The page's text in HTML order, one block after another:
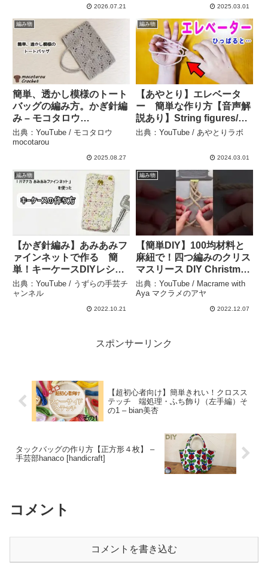
2026.07.21 2025.03.01
編み物
簡単、透かし模様のトート
バッグの編み方。かぎ針編
み – モコタロウ
mocotarou
出典：YouTube / モコタロウ
mocotarou
2025.08.27
編み物
【あやとり】エレベータ
ー 簡単な作り方【音声解
説あり】String figures/あ
やとりラボ – あやとりラボ
出典：YouTube / あやとりラボ
2024.03.01
編み物
【かぎ針編み】あみあみフ
ァインネットで作る 簡
単！キーケースDIYレシピ
【手芸】 – うずらの手芸チ
ャンネル
出典：YouTube / うずらの手芸チ
ャンネル
2022.10.21
編み物
【簡単DIY】100均材料と
麻紐で！四つ編みのクリス
マスリース DIY Christms
wreath with four strand
braid #shorts #macrame
– Macrame with Aya マク
出典：YouTube / Macrame with
Aya マクラメのアヤ
2022.12.07
スポンサーリンク
【超初心者向け】簡単きれい！クロスス
テッチ 端処理・ふち飾り（左手編）そ
の1 – bian美杏
タックバッグの作り方【正方形４枚】 –
手芸部hanaco [handicraft]
コメント
コメントを書き込む